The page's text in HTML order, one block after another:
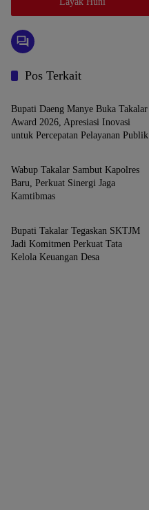
Pos Terkait
TAKALAR
Bupati Daeng Manye Buka Takalar
Award 2026, Apresiasi Inovasi
untuk Percepatan Pelayanan Publik
TAKALAR
Wabup Takalar Sambut Kapolres
Baru, Perkuat Sinergi Jaga
Kamtibmas
TAKALAR
Bupati Takalar Tegaskan SKTJM
Jadi Komitmen Perkuat Tata
Kelola Keuangan Desa